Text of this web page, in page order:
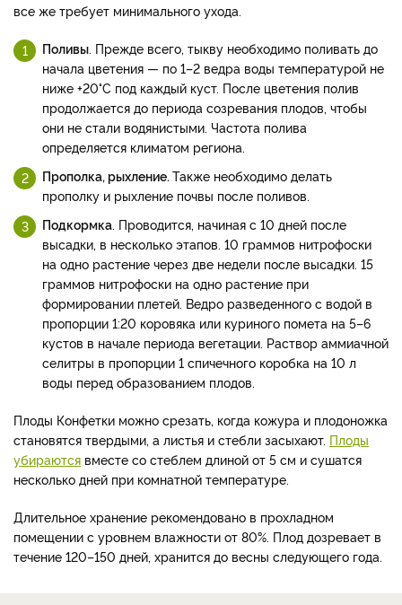
все же требует минимального ухода.
Поливы . Прежде всего, тыкву необходимо поливать до
начала цветения — по 1–2 ведра воды температурой не
ниже +20°С под каждый куст. После цветения полив
продолжается до периода созревания плодов, чтобы
они не стали водянистыми. Частота полива
определяется климатом региона.
Прополка, рыхление. Также необходимо делать
прополку и рыхление почвы после поливов.
Подкормка . Проводится, начиная с 10 дней после
высадки, в несколько этапов. 10 граммов нитрофоски
на одно растение через две недели после высадки. 15
граммов нитрофоски на одно растение при
формировании плетей. Ведро разведенного с водой в
пропорции 1:20 коровяка или куриного помета на 5–6
кустов в начале периода вегетации. Раствор аммиачной
селитры в пропорции 1 спичечного коробка на 10 л
воды перед образованием плодов.
Плоды Конфетки можно срезать, когда кожура и плодоножка
становятся твердыми, а листья и стебли засыхают. Плоды
убираются вместе со стеблем длиной от 5 см и сушатся
несколько дней при комнатной температуре.
Длительное хранение рекомендовано в прохладном
помещении с уровнем влажности от 80%. Плод дозревает в
течение 120–150 дней, хранится до весны следующего года.